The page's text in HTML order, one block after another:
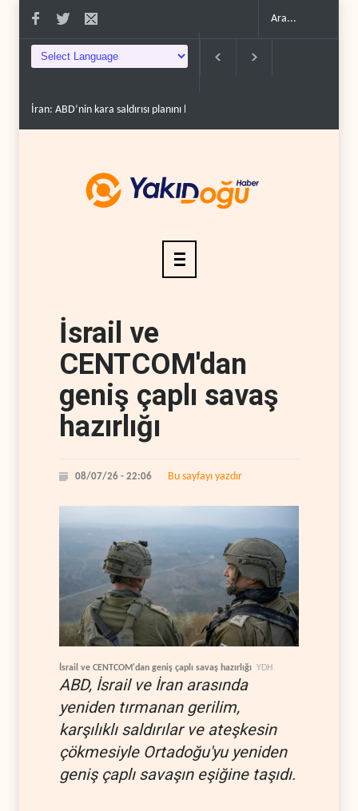
İran: ABD’nin kara saldırısı planını başarısızlı..
İsrail ve
CENTCOM'dan
geniş çaplı savaş
hazırlığı
08/07/26 - 22:06 Bu sayfayı yazdır
İsrail ve CENTCOM'dan geniş çaplı savaş hazırlığı YDH
ABD, İsrail ve İran arasında
yeniden tırmanan gerilim,
karşılıklı saldırılar ve ateşkesin
çökmesiyle Ortadoğu'yu yeniden
geniş çaplı savaşın eşiğine taşıdı.